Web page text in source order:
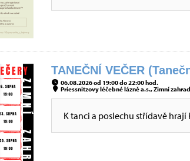
TANEČNÍ VEČER
06.08.2026 od 19:00 do 22:00 hod.
Priessnitzovy léčebné lázně a.s., Zimní
K tanci a poslechu střídavě hrají